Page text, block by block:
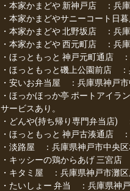
・本家かまどや 新神戸店 ：兵
・本家かまどやサニーコート日
・本家かまどや 北野坂店 ：兵
・本家かまどや 西元町店 ：兵
・ほっともっと 神戸元町通店
・ほっともっと磯上公園前店
・安いお弁当屋 ：兵庫県神戸
・ほっかほっか亭 ポートアイ
サービスあり。
・どんや(持ち帰り専門弁当店)
・ほっともっと 神戸古湊通店
・淡路屋 ：兵庫県神戸市中央区
・キッシーの鶏からあげ 三宮
・キタミ屋 ：兵庫県神戸市灘区
・たいしょー 弁当 ：兵庫県神